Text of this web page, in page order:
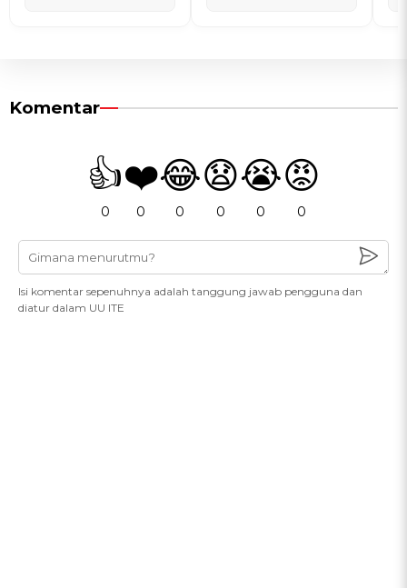
Komentar
👍
0
❤️
0
😂
0
😧
0
😭
0
😡
0
Isi komentar sepenuhnya adalah tanggung jawab pengguna dan
diatur dalam UU ITE